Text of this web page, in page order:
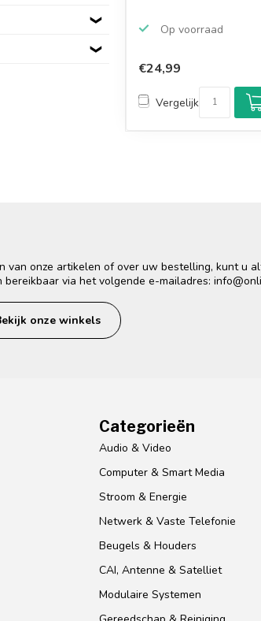
Op voorraad
€24,99
Vergelijk
van onze artikelen of over uw bestelling, kunt u
via het volgende e-mailadres:
onze winkels
Categorieën
Audio & Video
Computer & Smart Media
Stroom & Energie
Netwerk & Vaste Telefonie
Beugels & Houders
CAI, Antenne & Satelliet
Modulaire Systemen